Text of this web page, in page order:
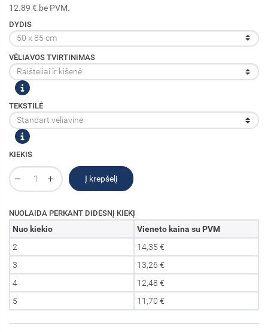
12.89 € be PVM.
DYDIS
VĖLIAVOS TVIRTINIMAS
TEKSTILĖ
KIEKIS
Į krepšelį
NUOLAIDA PERKANT DIDESNĮ KIEKĮ
Nuo kiekio
Vieneto kaina su PVM
2
14,35 €
3
13,26 €
4
12,48 €
5
11,70 €